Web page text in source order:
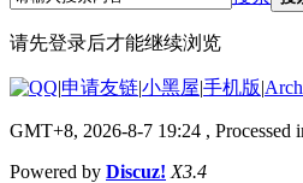
请先登录后才能继续浏览
|申请友链|小黑屋|手机版|
GMT+8, 2026-8-7 19:24 , Processed
Powered by Discuz! X3.4